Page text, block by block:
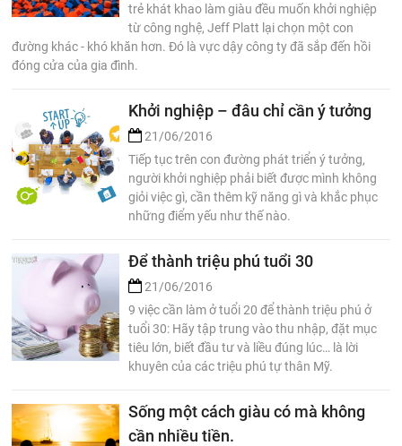
trẻ khát khao làm giàu đều muốn khởi nghiệp
từ công nghệ, Jeff Platt lại chọn một con
đường khác - khó khăn hơn. Đó là vực dậy công ty đã sắp đến hồi
đóng cửa của gia đình.
Khởi nghiệp – đâu chỉ cần ý tưởng
21/06/2016
Tiếp tục trên con đường phát triển ý tưởng,
người khởi nghiệp phải biết được mình không
giỏi việc gì, cần thêm kỹ năng gì và khắc phục
những điểm yếu như thế nào.
Để thành triệu phú tuổi 30
21/06/2016
9 việc cần làm ở tuổi 20 để thành triệu phú ở
tuổi 30: Hãy tập trung vào thu nhập, đặt mục
tiêu lớn, biết đầu tư và liều đúng lúc… là lời
khuyên của các triệu phú tự thân Mỹ.
Sống một cách giàu có mà không
cần nhiều tiền.